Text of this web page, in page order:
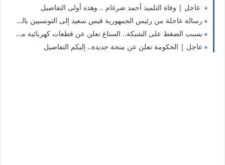
عاجل | وفاة التلميذ أحمد ضرغام .. وهذه أولى التفاصيل
رسالة عاجلة من رئيس الجمهورية قيس سعيد إلى التونسيين بالخارج
بسبب الضغط على الشبكة.. الستاغ تعلن عن قطعات كهربائية متقطعة اليوم في هذه الولايات
عاجل | الحكومة تعلن عن منحة جديدة.. إليكم التفاصيل